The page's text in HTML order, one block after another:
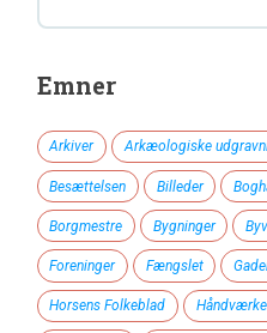
Emner
Arkiver Arkæologiske
Besættelsen Billeder
Borgmestre Bygninger
Foreninger Fængslet
Horsens Folkeblad